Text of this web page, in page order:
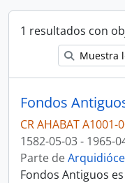
1 resultados con
Muestra
Fondos
CR AHABAT A1001-
1582-05-03 - 1965-
Parte de
Fondos Antiguos